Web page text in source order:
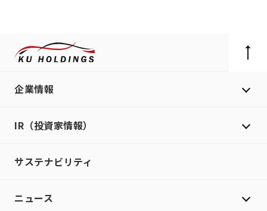
企業情報
IR（投資家情報）
サステナビリティ
ニュース